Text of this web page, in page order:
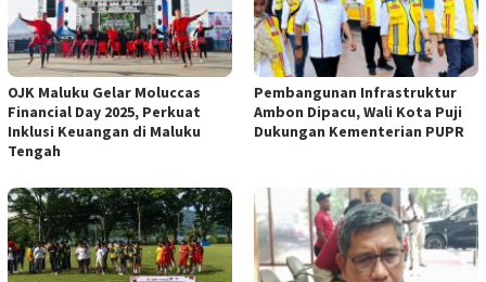
OJK Maluku Gelar Moluccas
Financial Day 2025, Perkuat
Inklusi Keuangan di Maluku
Tengah
Pembangunan Infrastruktur
Ambon Dipacu, Wali Kota Puji
Dukungan Kementerian PUPR